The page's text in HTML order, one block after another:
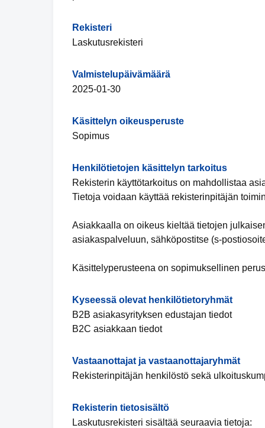
Rekisteri
Laskutusrekisteri
Valmistelupäivämäärä
2025-01-30
Käsittelyn oikeusperuste
Sopimus
Henkilötietojen käsittelyn tarkoitus
Rekisterin käyttötarkoitus on mahdollistaa
Tietoja voidaan käyttää rekisterinpitäjän
Asiakkaalla on oikeus kieltää tietojen
asiakaspalveluun, sähköpostitse (s-
Käsittelyperusteena on sopimuksellinen
Kyseessä olevat henkilötietoryhmät
B2B asiakasyrityksen edustajan tiedot
B2C asiakkaan tiedot
Vastaanottajat ja vastaanottajaryhmät
Rekisterinpitäjän henkilöstö sekä
Rekisterin tietosisältö
Laskutusrekisteri sisältää seuraavia tietoja: